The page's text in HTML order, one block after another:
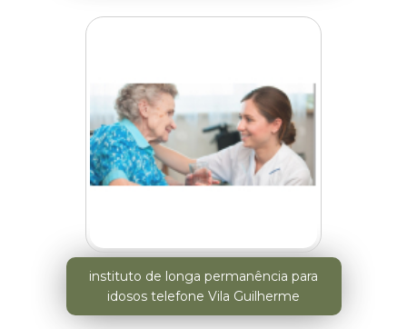
instituto de longa permanência para
idosos telefone Vila Guilherme